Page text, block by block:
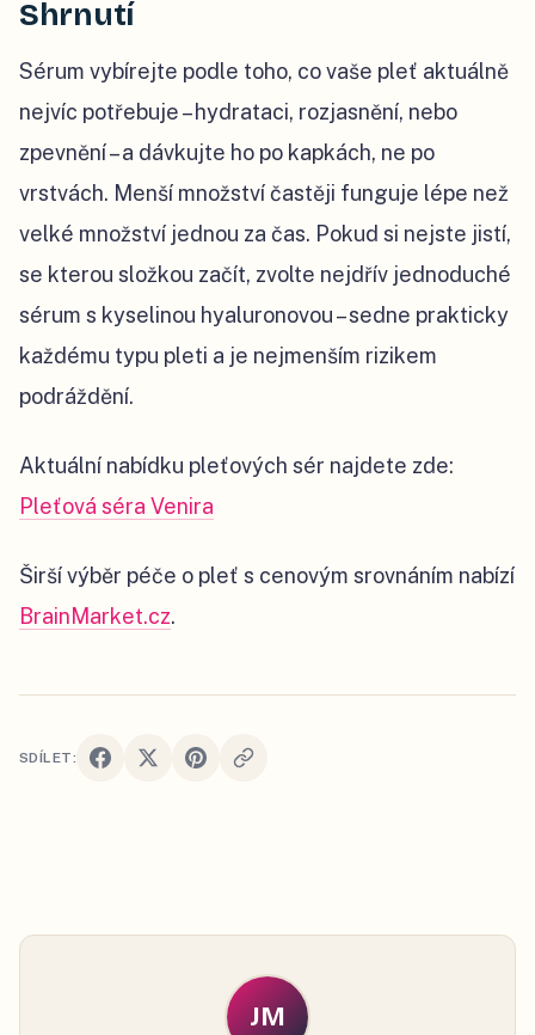
Shrnutí
Sérum vybírejte podle toho, co vaše pleť aktuálně
nejvíc potřebuje – hydrataci, rozjasnění, nebo
zpevnění – a dávkujte ho po kapkách, ne po
vrstvách. Menší množství častěji funguje lépe než
velké množství jednou za čas. Pokud si nejste jistí,
se kterou složkou začít, zvolte nejdřív jednoduché
sérum s kyselinou hyaluronovou – sedne prakticky
každému typu pleti a je nejmenším rizikem
podráždění.
Aktuální nabídku pleťových sér najdete zde:
Pleťová séra Venira
Širší výběr péče o pleť s cenovým srovnáním nabízí
BrainMarket.cz.
SDÍLET:
JM